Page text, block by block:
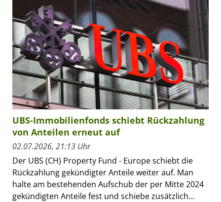
UBS-Immobilienfonds schiebt Rückzahlung
von Anteilen erneut auf
02.07.2026, 21:13 Uhr
Der UBS (CH) Property Fund - Europe schiebt die
Rückzahlung gekündigter Anteile weiter auf. Man
halte am bestehenden Aufschub der per Mitte 2024
gekündigten Anteile fest und schiebe zusätzlich...